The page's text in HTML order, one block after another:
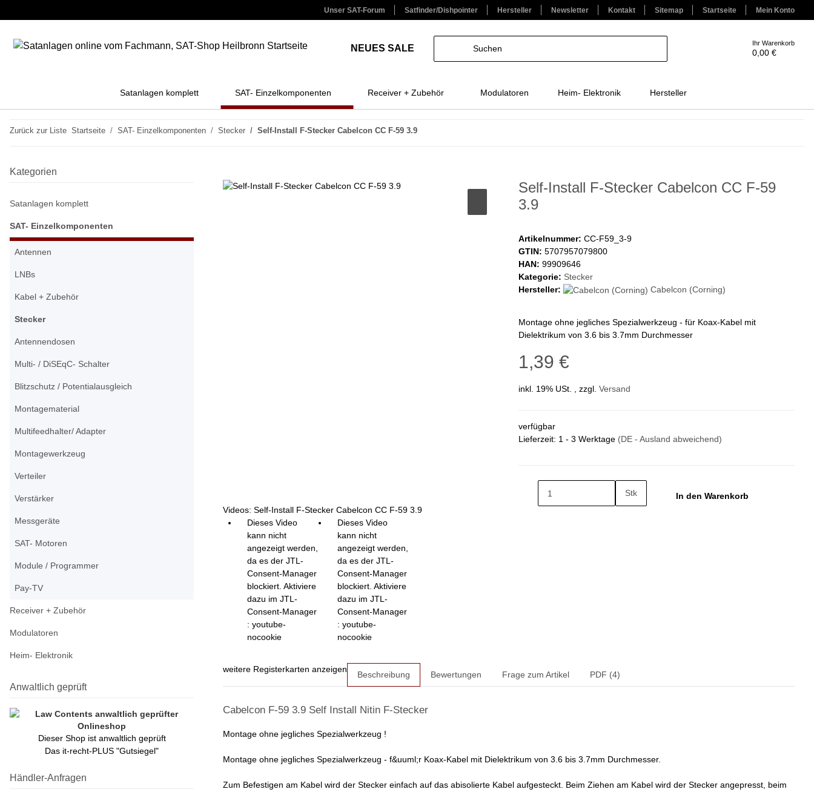
Unser SAT-Forum Satfinder/Dishpointer Hersteller Newsletter Kontakt Sitemap Startseite Mein Konto
NEUES SALE
Ihr Warenkorb
0,00 €
Satanlagen komplett SAT- Einzelkomponenten Receiver + Zubehör Modulatoren Heim- Elektronik Hersteller
Zurück zur Liste Startseite SAT- Einzelkomponenten Stecker Self-Install F-Stecker Cabelcon CC F-59 3.9
Videos: Self-Install F-Stecker Cabelcon CC F-59 3.9
Dieses Video
kann nicht
angezeigt werden,
da es der JTL-
Consent-Manager
blockiert. Aktiviere
dazu im JTL-
Consent-Manager
: youtube-
nocookie
Dieses Video
kann nicht
angezeigt werden,
da es der JTL-
Consent-Manager
blockiert. Aktiviere
dazu im JTL-
Consent-Manager
: youtube-
nocookie
Self-Install F-Stecker Cabelcon CC F-59
3.9
Artikelnummer: CC-F59_3-9
GTIN: 5707957079800
HAN: 99909646
Kategorie: Stecker
Hersteller:
Cabelcon (Corning)
Montage ohne jegliches Spezialwerkzeug - für Koax-Kabel mit
Dielektrikum von 3.6 bis 3.7mm Durchmesser
1,39 €
inkl. 19% USt. , zzgl. Versand
verfügbar
Lieferzeit: 1 - 3 Werktage (DE - Ausland abweichend)
Stk In den Warenkorb
weitere Registerkarten anzeigen
Beschreibung Bewertungen Frage zum Artikel PDF (4)
Cabelcon F-59 3.9 Self Install Nitin F-Stecker
Montage ohne jegliches Spezialwerkzeug !
Montage ohne jegliches Spezialwerkzeug - f&uuml;r Koax-Kabel mit Dielektrikum von 3.6 bis 3.7mm Durchmesser.
Zum Befestigen am Kabel wird der Stecker einfach auf das abisolierte Kabel aufgesteckt. Beim Ziehen am Kabel wird der Stecker angepresst, beim
Kategorien
Satanlagen komplett
SAT- Einzelkomponenten
Antennen
LNBs
Kabel + Zubehör
Stecker
Antennendosen
Multi- / DiSEqC- Schalter
Blitzschutz / Potentialausgleich
Montagematerial
Multifeedhalter/ Adapter
Montagewerkzeug
Verteiler
Verstärker
Messgeräte
SAT- Motoren
Module / Programmer
Pay-TV
Receiver + Zubehör
Modulatoren
Heim- Elektronik
Anwaltlich geprüft
Dieser Shop ist anwaltlich geprüft
Das it-recht-PLUS "Gutsiegel"
Händler-Anfragen